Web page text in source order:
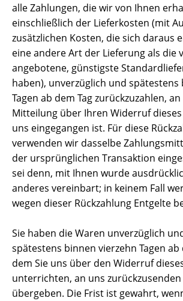
alle Zahlungen, die wir von Ihnen
einschließlich der Lieferkosten (mit
zusätzlichen Kosten, die sich daraus
eine andere Art der Lieferung als die
angebotene, günstigste
haben), unverzüglich und spätestens
Tagen ab dem Tag zurückzuzahlen,
Mitteilung über Ihren Widerruf
uns eingegangen ist. Für diese
verwenden wir dasselbe
der ursprünglichen Transaktion
sei denn, mit Ihnen wurde
anderes vereinbart; in keinem Fall
wegen dieser Rückzahlung Entgelte
Sie haben die Waren unverzüglich
spätestens binnen vierzehn Tagen ab
dem Sie uns über den Widerruf
unterrichten, an uns
übergeben. Die Frist ist gewahrt,